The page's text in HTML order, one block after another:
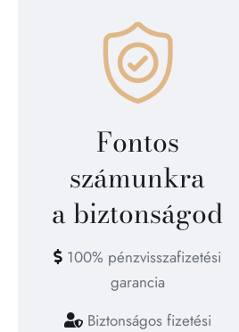
Fontos
számunkra
a biztonságod
100% pénzvisszafizetési
garancia
Biztonságos fizetési